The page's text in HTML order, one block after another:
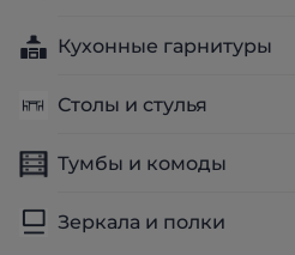
Кухонные гарнитуры
Столы и стулья
Тумбы и комоды
Зеркала и полки